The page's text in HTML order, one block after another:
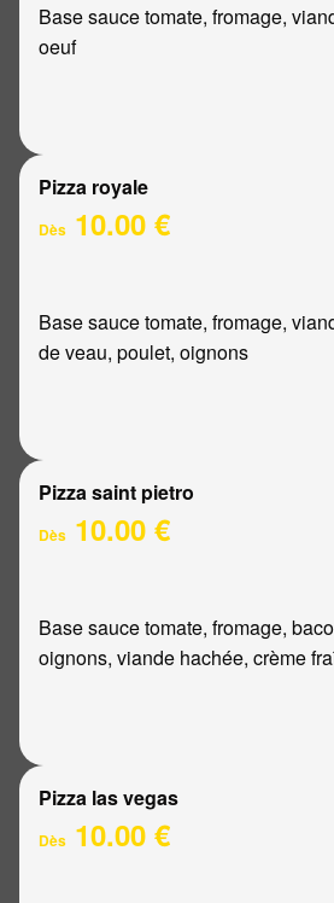
Base sauce tomate, fromage,
oeuf
Pizza royale
Dès 10.00 €
Base sauce tomate, fromage,
de veau, poulet, oignons
Pizza saint pietro
Dès 10.00 €
Base sauce tomate, fromage,
oignons, viande hachée, crème
Pizza las vegas
Dès 10.00 €